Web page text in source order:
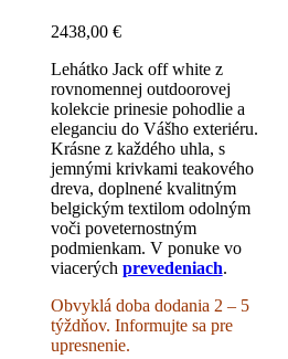
2438,00 €
Lehátko Jack off white z
rovnomennej outdoorovej
kolekcie prinesie pohodlie a
eleganciu do Vášho exteriéru.
Krásne z každého uhla, s
jemnými krivkami teakového
dreva, doplnené kvalitným
belgickým textilom odolným
voči poveternostným
podmienkam. V ponuke vo
viacerých prevedeniach.
Obvyklá doba dodania 2 – 5
týždňov. Informujte sa pre
upresnenie.